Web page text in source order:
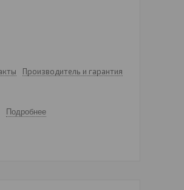
Производитель и гарантия
Подробнее